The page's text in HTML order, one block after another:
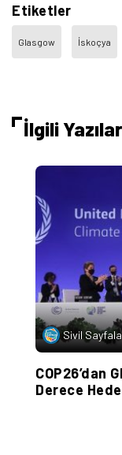
Etiketler
Glasgow İskoçya
İlgili Yazılar
Sivil
COP26’dan
Derece